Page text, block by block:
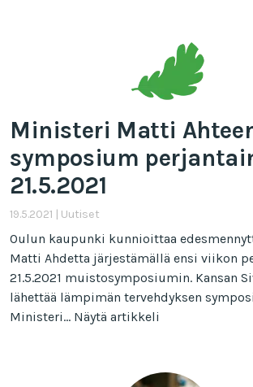
Ministeri Matti
sym­posium
21.5.2021
19.5.2021 | Uutiset
Oulun kaupunki kunnioittaa
Matti Ahdetta järjestämällä ensi viikon
21.5.2021 muistosymposiumin. Kansan
lähettää lämpimän tervehdyksen
Ministeri... Näytä artikkeli